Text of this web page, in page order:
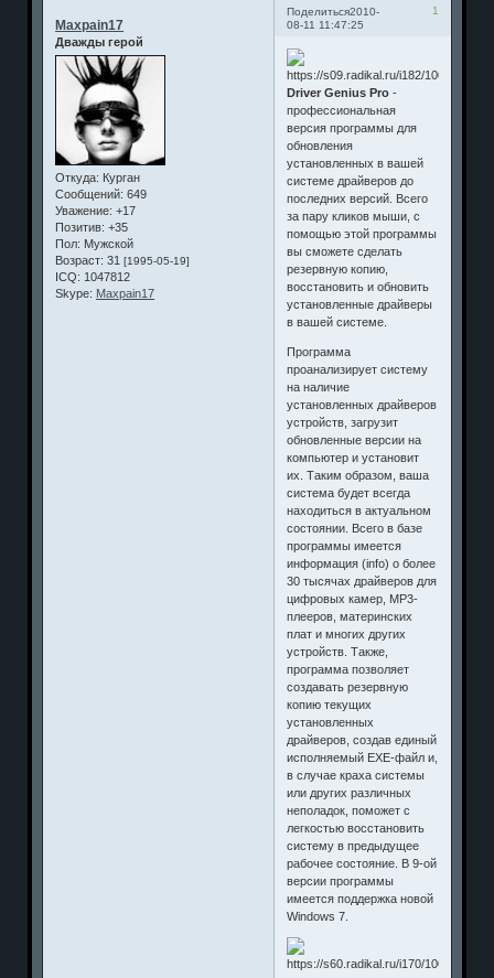
Поделиться 1
2010-
08-11 11:47:25
Maxpain17
Дважды герой
Откуда: Курган
Сообщений: 649
Уважение: +17
Позитив: +35
Пол: Мужской
Возраст: 31[1995-05-19]
ICQ: 1047812
Skype: Maxpain17
Driver Genius Pro-
профессиональная
версия программы для
обновления
установленных в вашей
системе драйверов до
последних версий. Всего
за пару кликов мыши, с
помощью этой программы
вы сможете сделать
резервную копию,
восстановить и обновить
установленные драйверы
в вашей системе.
Программа
проанализирует систему
на наличие
установленных драйверов
устройств, загрузит
обновленные версии на
компьютер и установит
их. Таким образом, ваша
система будет всегда
находиться в актуальном
состоянии. Всего в базе
программы имеется
информация (info) о более
30 тысячах драйверов для
цифровых камер, MP3-
плееров, материнских
плат и многих других
устройств. Также,
программа позволяет
создавать резервную
копию текущих
установленных
драйверов, создав единый
исполняемый EXE-файл и,
в случае краха системы
или других различных
неполадок, поможет с
легкостью восстановить
систему в предыдущее
рабочее состояние. В 9-ой
версии программы
имеется поддержка новой
Windows 7.